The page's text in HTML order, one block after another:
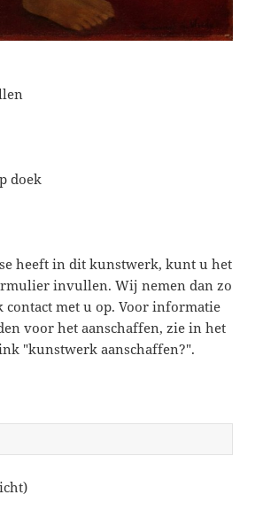
doek
heeft in dit kunstwerk, kunt u het
invullen. Wij nemen dan zo
contact met u op. Voor informatie
voor het aanschaffen, zie in het
"kunstwerk aanschaffen?".